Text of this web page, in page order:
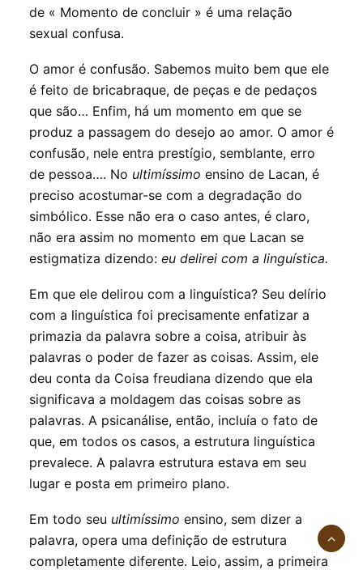
de « Momento de concluir » é uma relação
sexual confusa.
O amor é confusão. Sabemos muito bem que ele
é feito de bricabraque, de peças e de pedaços
que são… Enfim, há um momento em que se
produz a passagem do desejo ao amor. O amor é
confusão, nele entra prestígio, semblante, erro
de pessoa…. No ultimíssimo ensino de Lacan, é
preciso acostumar-se com a degradação do
simbólico. Esse não era o caso antes, é claro,
não era assim no momento em que Lacan se
estigmatiza dizendo: eu delirei com a linguística.
Em que ele delirou com a linguística? Seu delírio
com a linguística foi precisamente enfatizar a
primazia da palavra sobre a coisa, atribuir às
palavras o poder de fazer as coisas. Assim, ele
deu conta da Coisa freudiana dizendo que ela
significava a moldagem das coisas sobre as
palavras. A psicanálise, então, incluía o fato de
que, em todos os casos, a estrutura linguística
prevalece. A palavra estrutura estava em seu
lugar e posta em primeiro plano.
Em todo seu ultimíssimo ensino, sem dizer a
palavra, opera uma definição de estrutura
completamente diferente. Leio, assim, a primeira